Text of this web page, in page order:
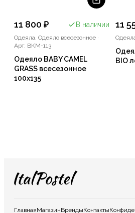
11 800 ₽ В наличии
Одеяла, Одеяло всесезонное ·
Арт: BKM-113
Одеяло BABY CAMEL
GRASS всесезонное
100x135
11
BIO
ГлавнаяМагазинБрендыКонтакты